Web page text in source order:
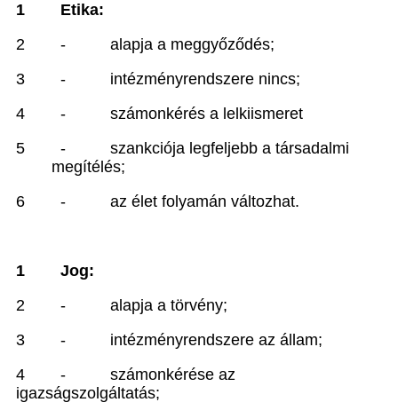
1
Etika:
2
- alapja a meggyőződés;
3
-
intézményrendszere nincs;
4
-
számonkérés a lelkiismeret
5
-
szankciója legfeljebb a társadalmi
megítélés;
6
- az élet folyamán változhat.
1
Jog:
2
-
alapja a törvény;
3
-
intézményrendszere az állam;
4
-
számonkérése az
igazságszolgáltatás;